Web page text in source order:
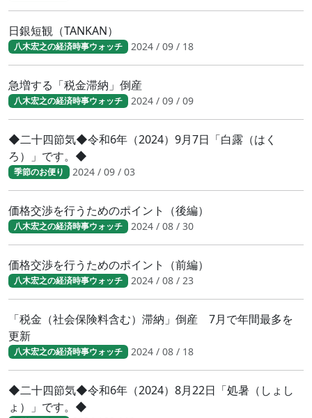
日銀短観（TANKAN）
八木宏之の経済時事ウォッチ 2024 / 09 / 18
急増する「税金滞納」倒産
八木宏之の経済時事ウォッチ 2024 / 09 / 09
◆二十四節気◆令和6年（2024）9月7日「白露（はく
ろ）」です。◆
季節のお便り 2024 / 09 / 03
価格交渉を行うためのポイント（後編）
八木宏之の経済時事ウォッチ 2024 / 08 / 30
価格交渉を行うためのポイント（前編）
八木宏之の経済時事ウォッチ 2024 / 08 / 23
「税金（社会保険料含む）滞納」倒産 7月で年間最多を
更新
八木宏之の経済時事ウォッチ 2024 / 08 / 18
◆二十四節気◆令和6年（2024）8月22日「処暑（しょし
ょ）」です。◆